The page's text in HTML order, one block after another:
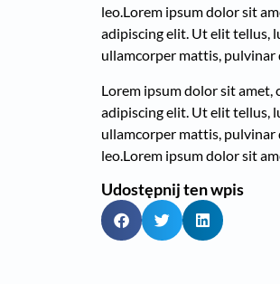
leo.Lorem ipsum dolor sit
adipiscing elit. Ut elit tellus,
ullamcorper mattis, pulvinar
Lorem ipsum dolor sit amet,
adipiscing elit. Ut elit tellus,
ullamcorper mattis, pulvinar
leo. Lorem ipsum dolor sit
Udostępnij ten wpis